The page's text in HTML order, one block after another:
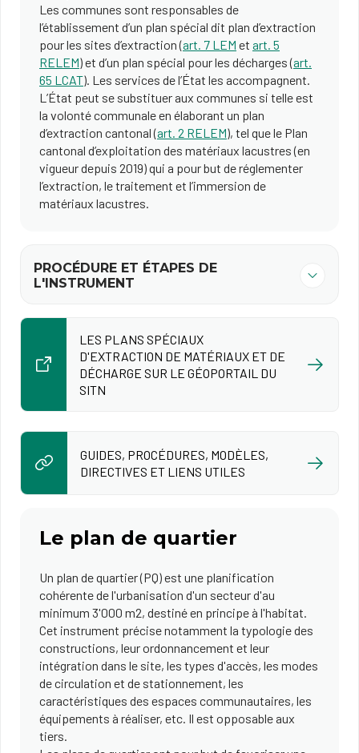
Les communes sont responsables de
l’établissement d’un plan spécial dit plan d’extraction
pour les sites d’extraction (art. 7 LEM et art. 5
RELEM) et d’un plan spécial pour les décharges (art.
65 LCAT). Les services de l’État les accompagnent.
L’État peut se substituer aux communes si telle est
la volonté communale en élaborant un plan
d’extraction cantonal (art. 2 RELEM), tel que le Plan
cantonal d’exploitation des matériaux lacustres (en
vigueur depuis 2019) qui a pour but de réglementer
l’extraction, le traitement et l’immersion de
matériaux lacustres.
PROCÉDURE ET ÉTAPES DE
L'INSTRUMENT
LES PLANS SPÉCIAUX
D'EXTRACTION DE MATÉRIAUX ET DE
DÉCHARGE SUR LE GÉOPORTAIL DU
SITN
GUIDES, PROCÉDURES, MODÈLES,
DIRECTIVES ET LIENS UTILES
Le plan de quartier
Un plan de quartier (PQ) est une planification
cohérente de l'urbanisation d'un secteur d'au
minimum 3'000 m2, destiné en principe à l'habitat.
Cet instrument précise notamment la typologie des
constructions, leur ordonnancement et leur
intégration dans le site, les types d'accès, les modes
de circulation et de stationnement, les
caractéristiques des espaces communautaires, les
équipements à réaliser, etc. Il est opposable aux
tiers.